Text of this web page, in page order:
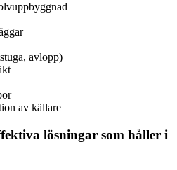
avlopp)
av källare
lösningar som håller i